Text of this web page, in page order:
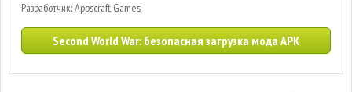
Разработчик: Appscraft Games
Second World War: безопасная загрузка мода APK